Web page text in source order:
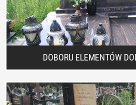
DOBORU ELEMENTÓW